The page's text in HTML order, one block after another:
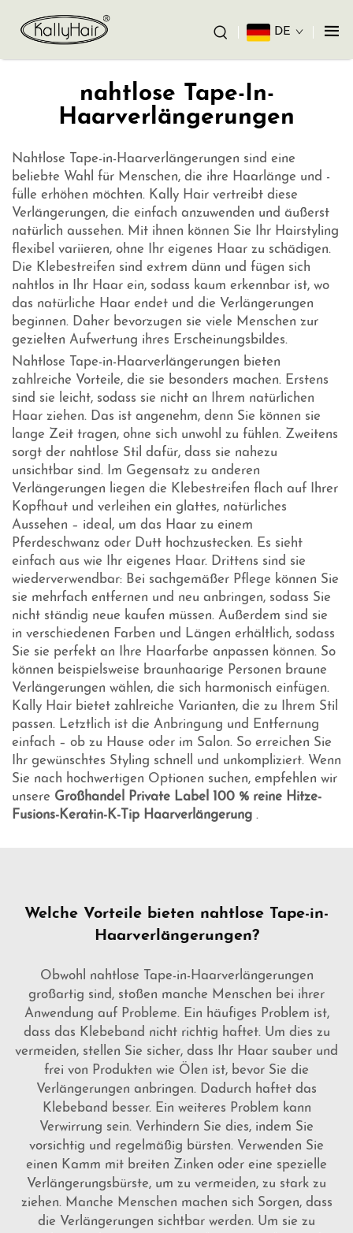
DE
nahtlose Tape-In-
Haarverlängerungen
Nahtlose Tape-in-Haarverlängerungen sind eine
beliebte Wahl für Menschen, die ihre Haarlänge und -
fülle erhöhen möchten. Kally Hair vertreibt diese
Verlängerungen, die einfach anzuwenden und äußerst
natürlich aussehen. Mit ihnen können Sie Ihr Hairstyling
flexibel variieren, ohne Ihr eigenes Haar zu schädigen.
Die Klebestreifen sind extrem dünn und fügen sich
nahtlos in Ihr Haar ein, sodass kaum erkennbar ist, wo
das natürliche Haar endet und die Verlängerungen
beginnen. Daher bevorzugen sie viele Menschen zur
gezielten Aufwertung ihres Erscheinungsbildes.
Nahtlose Tape-in-Haarverlängerungen bieten
zahlreiche Vorteile, die sie besonders machen. Erstens
sind sie leicht, sodass sie nicht an Ihrem natürlichen
Haar ziehen. Das ist angenehm, denn Sie können sie
lange Zeit tragen, ohne sich unwohl zu fühlen. Zweitens
sorgt der nahtlose Stil dafür, dass sie nahezu
unsichtbar sind. Im Gegensatz zu anderen
Verlängerungen liegen die Klebestreifen flach auf Ihrer
Kopfhaut und verleihen ein glattes, natürliches
Aussehen – ideal, um das Haar zu einem
Pferdeschwanz oder Dutt hochzustecken. Es sieht
einfach aus wie Ihr eigenes Haar. Drittens sind sie
wiederverwendbar: Bei sachgemäßer Pflege können Sie
sie mehrfach entfernen und neu anbringen, sodass Sie
nicht ständig neue kaufen müssen. Außerdem sind sie
in verschiedenen Farben und Längen erhältlich, sodass
Sie sie perfekt an Ihre Haarfarbe anpassen können. So
können beispielsweise braunhaarige Personen braune
Verlängerungen wählen, die sich harmonisch einfügen.
Kally Hair bietet zahlreiche Varianten, die zu Ihrem Stil
passen. Letztlich ist die Anbringung und Entfernung
einfach – ob zu Hause oder im Salon. So erreichen Sie
Ihr gewünschtes Styling schnell und unkompliziert. Wenn
Sie nach hochwertigen Optionen suchen, empfehlen wir
unsere Großhandel Private Label 100 % reine Hitze-
Fusions-Keratin-K-Tip Haarverlängerung .
Welche Vorteile bieten nahtlose Tape-in-
Haarverlängerungen?
Obwohl nahtlose Tape-in-Haarverlängerungen
großartig sind, stoßen manche Menschen bei ihrer
Anwendung auf Probleme. Ein häufiges Problem ist,
dass das Klebeband nicht richtig haftet. Um dies zu
vermeiden, stellen Sie sicher, dass Ihr Haar sauber und
frei von Produkten wie Ölen ist, bevor Sie die
Verlängerungen anbringen. Dadurch haftet das
Klebeband besser. Ein weiteres Problem kann
Verwirrung sein. Verhindern Sie dies, indem Sie
vorsichtig und regelmäßig bürsten. Verwenden Sie
einen Kamm mit breiten Zinken oder eine spezielle
Verlängerungsbürste, um zu vermeiden, zu stark zu
ziehen. Manche Menschen machen sich Sorgen, dass
die Verlängerungen sichtbar werden. Um sie zu